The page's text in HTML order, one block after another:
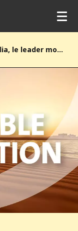
Veolia, le leader mondial du dessalement durable, doublera sa capacité de production opérée d'ici à 2030